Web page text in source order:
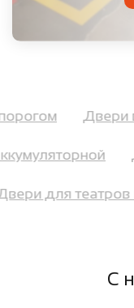
порогом
Двери для
С